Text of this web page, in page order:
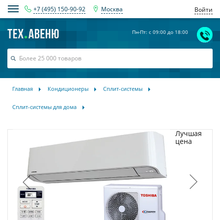
+7 (495) 150-90-92 Москва Войти
Пн-Пт: с 09:00 до 18:00
Главная Кондиционеры Сплит-системы
Сплит-системы для дома
Лучшая
цена